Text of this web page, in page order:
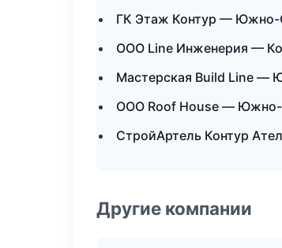
ГК Этаж Контур — Южно-
ООО Line Инженерия —
Мастерская Build Line —
ООО Roof House — Южно-
СтройАртель Контур
Другие компании